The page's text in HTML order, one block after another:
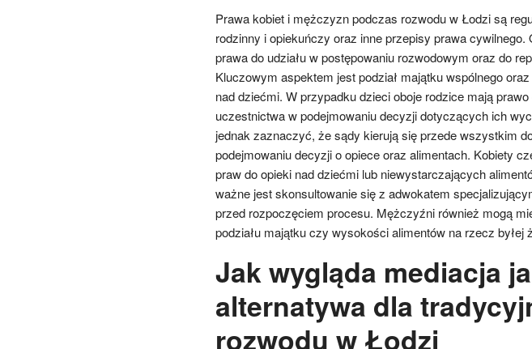
Prawa kobiet i mężczyzn podczas rozwodu w Łodzi są
rodzinny i opiekuńczy oraz inne przepisy prawa cywilnego.
prawa do udziału w postępowaniu rozwodowym oraz do
Kluczowym aspektem jest podział majątku wspólnego
nad dziećmi. W przypadku dzieci oboje rodzice mają
uczestnictwa w podejmowaniu decyzji dotyczących ich
jednak zaznaczyć, że sądy kierują się przede wszystkim
podejmowaniu decyzji o opiece oraz alimentach. Kobiety
praw do opieki nad dziećmi lub niewystarczających
ważne jest skonsultowanie się z adwokatem
przed rozpoczęciem procesu. Mężczyźni również mogą
podziału majątku czy wysokości alimentów na rzecz byłej
Jak wygląda mediacja
alternatywa dla
rozwodu w Łodzi